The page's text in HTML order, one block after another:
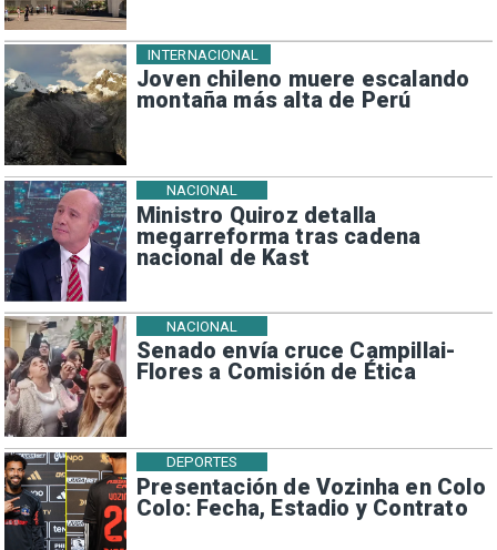
Joven chileno muere escalando
montaña más alta de Perú
INTERNACIONAL
Ministro Quiroz detalla
megarreforma tras cadena
nacional de Kast
NACIONAL
Senado envía cruce Campillai-
Flores a Comisión de Ética
NACIONAL
Presentación de Vozinha en Colo
Colo: Fecha, Estadio y Contrato
DEPORTES